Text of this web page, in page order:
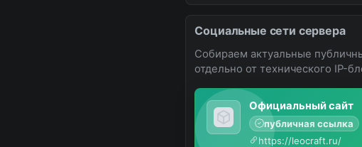
Социальные сети сервера
Собираем актуальные
отдельно от технического IP-
Официальный сайт
публичная ссылка
https://leocraft.ru/